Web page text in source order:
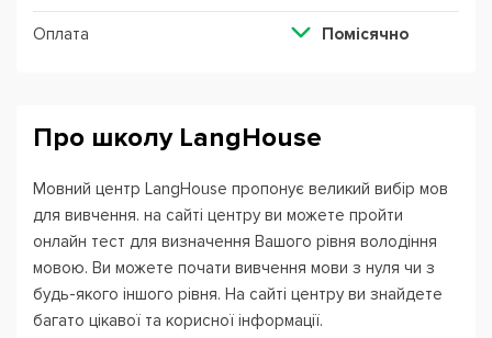
Оплата Помісячно
Про школу LangHouse
Мовний центр LangHouse пропонує великий вибір мов
для вивчення. на сайті центру ви можете пройти
онлайн тест для визначення Вашого рівня володіння
мовою. Ви можете почати вивчення мови з нуля чи з
будь-якого іншого рівня. На сайті центру ви знайдете
багато цікавої та корисної інформації.